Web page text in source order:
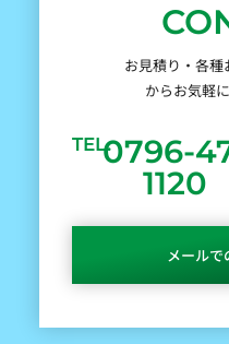
お見積り・各種
からお気軽
TEL.0796-
1120
メールで